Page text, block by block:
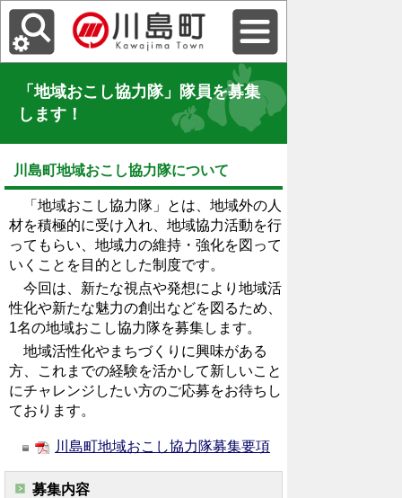
「地域おこし協力隊」隊員を募集
します！
川島町地域おこし協力隊について
「地域おこし協力隊」とは、地域外の人
材を積極的に受け入れ、地域協力活動を行
ってもらい、地域力の維持・強化を図って
いくことを目的とした制度です。
今回は、新たな視点や発想により地域活
性化や新たな魅力の創出などを図るため、
1名の地域おこし協力隊を募集します。
地域活性化やまちづくりに興味がある
方、これまでの経験を活かして新しいこと
にチャレンジしたい方のご応募をお待ちし
ております。
川島町地域おこし協力隊募集要項
募集内容